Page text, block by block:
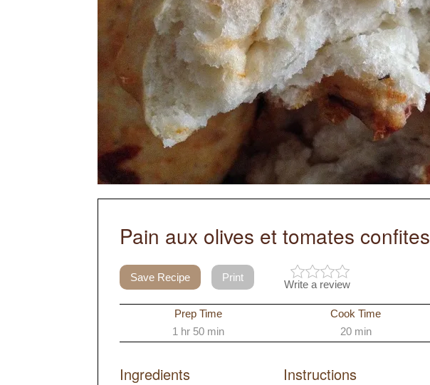
Pain aux olives et tomates confites
Write a review
Save Recipe Print
Prep Time
1 hr 50 min
Cook Time
20 min
Ingredients Instructions